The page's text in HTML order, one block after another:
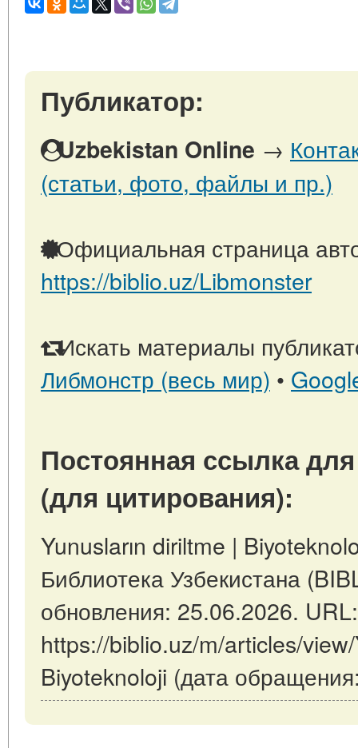
Публикатор:
Uzbekistan Online →
(статьи, фото, файлы и пр.)
Официальная страница
https://biblio.uz/Libmonster
Искать материалы
Либмонстр (весь мир) •
Постоянная ссылка
(для цитирования):
Yunusların diriltme |
Библиотека Узбекистана
обновления: 25.06.2026. URL:
https://biblio.uz/m/articles/
Biyoteknoloji (дата